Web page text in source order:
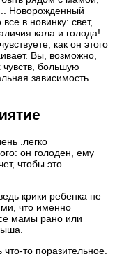
Новорожденный
в новинку: свет,
кала и голода!
как он этого
Вы, возможно,
чувств, большую
зависимость
.легко
он голоден, ему
чтобы это
крики ребенка не
что именно
мамы рано или
то поразительное.